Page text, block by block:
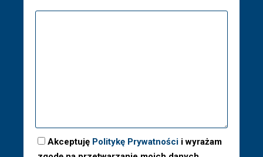
Akceptuję Politykę Prywatności i wyrażam